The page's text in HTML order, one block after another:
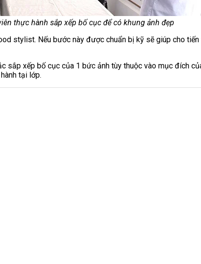
thực hành sắp xếp bố cục để có khung ảnh đẹp
stylist. Nếu bước này được chuẩn bị kỹ sẽ giúp cho
sắp xếp bố cục của 1 bức ảnh tùy thuộc vào mục đích
tại lớp.